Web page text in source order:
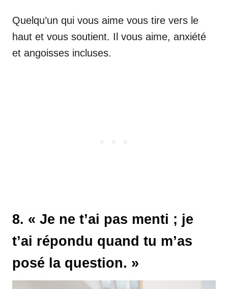
Quelqu’un qui vous aime vous tire vers le
haut et vous soutient. Il vous aime, anxiété
et angoisses incluses.
8. « Je ne t’ai pas menti ; je
t’ai répondu quand tu m’as
posé la question. »